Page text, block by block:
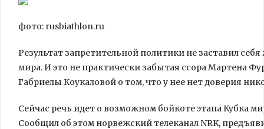
фото: rusbiathlon.ru
Результат запретительной политики не заставил
мира. И это не практически забытая ссора Мартена
Габриелы Коукаловой о том, что у нее нет доверия
Сейчас речь идет о возможном бойкоте этапа Кубка
Сообщил об этом норвежский телеканал NRK,